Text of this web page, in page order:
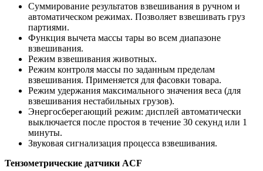
Суммирование результатов взвешивания в ручном и
автоматическом режимах. Позволяет взвешивать груз
партиями.
Функция вычета массы тары во всем диапазоне
взвешивания.
Режим взвешивания животных.
Режим контроля массы по заданным пределам
взвешивания. Применяется для фасовки товара.
Режим удержания максимального значения веса (для
взвешивания нестабильных грузов).
Энергосберегающий режим: дисплей автоматически
выключается после простоя в течение 30 секунд или 1
минуты.
Звуковая сигнализация процесса взвешивания.
Тензометрические датчики ACF